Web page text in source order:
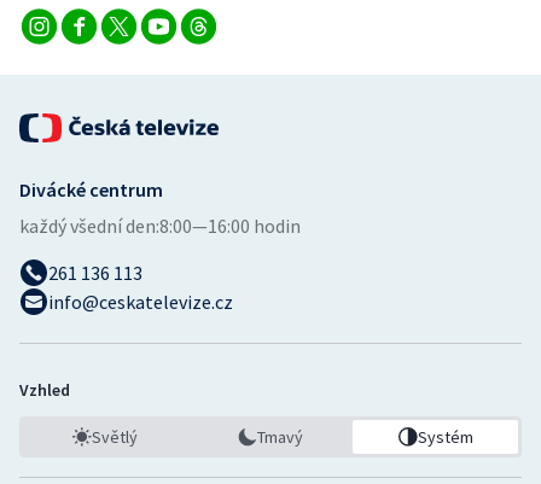
Divácké centrum
každý všední den:8:00—16:00 hodin
261 136 113
info@ceskatelevize.cz
Vzhled
Světlý Tmavý Systém